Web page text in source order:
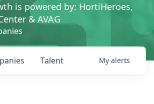
is powered by: HortiHeroes,
& AVAG
Talent My alerts